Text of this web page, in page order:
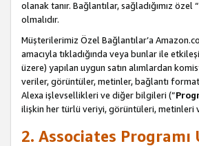
olanak tanır. Bağlantılar, sağladığımız
olmalıdır.
Müşterilerimiz Özel Bağlantılar’a
amacıyla tıkladığında veya bunlar ile
üzere) yapılan uygun satın alımlardan
veriler, görüntüler, metinler, bağlantı
Alexa işlevsellikleri ve diğer bilgileri (”
ilişkin her türlü veriyi, görüntüleri, metinleri
2. Associates